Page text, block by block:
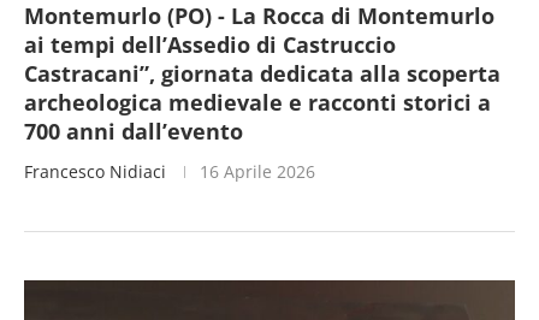
Montemurlo (PO) - La Rocca di Montemurlo
ai tempi dell’Assedio di Castruccio
Castracani”, giornata dedicata alla scoperta
archeologica medievale e racconti storici a
700 anni dall’evento
Francesco Nidiaci 16 Aprile 2026